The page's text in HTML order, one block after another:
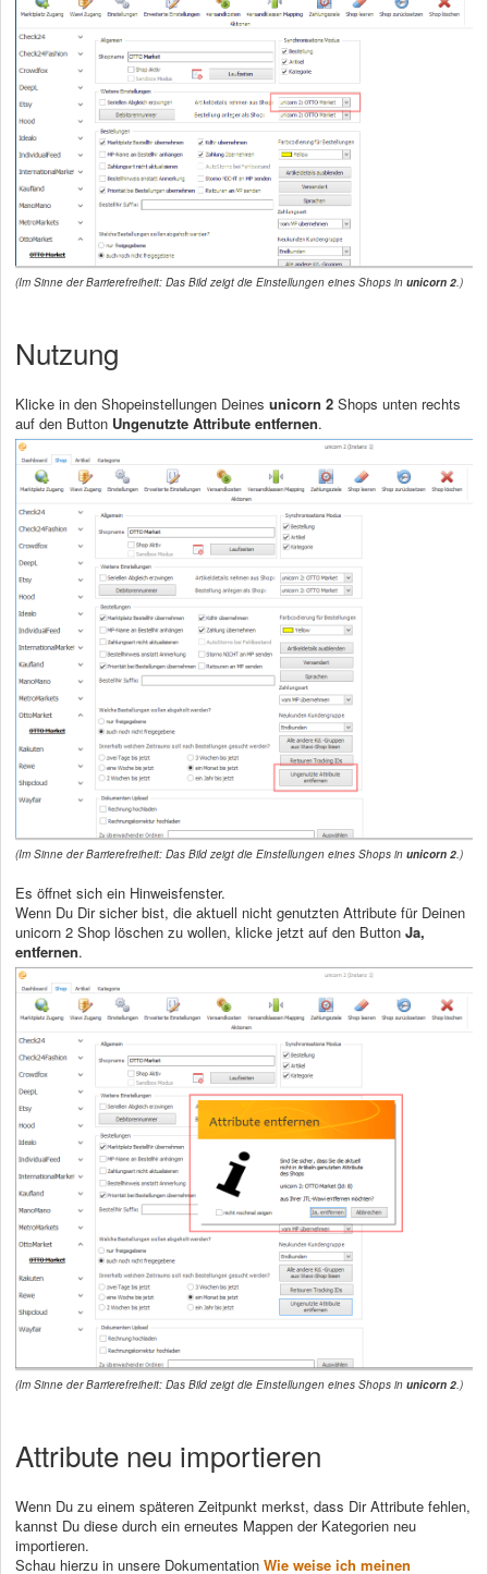
(Im Sinne der Barrierefreiheit: Das Bild zeigt die Einstellungen eines Shops in unicorn 2 .)
Nutzung
Klicke in den Shopeinstellungen Deines unicorn 2 Shops unten rechts
auf den Button Ungenutzte Attribute entfernen.
(Im Sinne der Barrierefreiheit: Das Bild zeigt die Einstellungen eines Shops in unicorn 2.)
Es öffnet sich ein Hinweisfenster.
Wenn Du Dir sicher bist, die aktuell nicht genutzten Attribute für Deinen
unicorn 2 Shop löschen zu wollen, klicke jetzt auf den Button Ja,
entfernen.
(Im Sinne der Barrierefreiheit: Das Bild zeigt die Einstellungen eines Shops in unicorn 2 .)
Attribute neu importieren
Wenn Du zu einem späteren Zeitpunkt merkst, dass Dir Attribute fehlen,
kannst Du diese durch ein erneutes Mappen der Kategorien neu
importieren.
Schau hierzu in unsere Dokumentation Wie weise ich meinen